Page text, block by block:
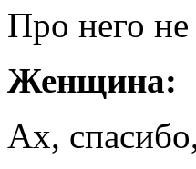
Про него
Женщина:
Ах,